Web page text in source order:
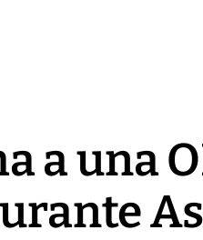
a una